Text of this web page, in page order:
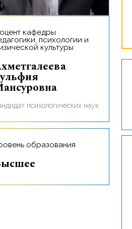
психологии и
культуры
психологических наук
образования
Высшее